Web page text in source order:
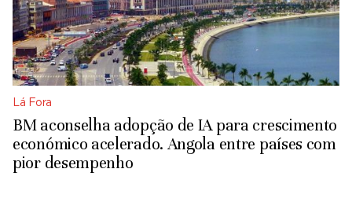
Lá Fora
BM aconselha adopção de IA para crescimento
económico acelerado. Angola entre países com
pior desempenho